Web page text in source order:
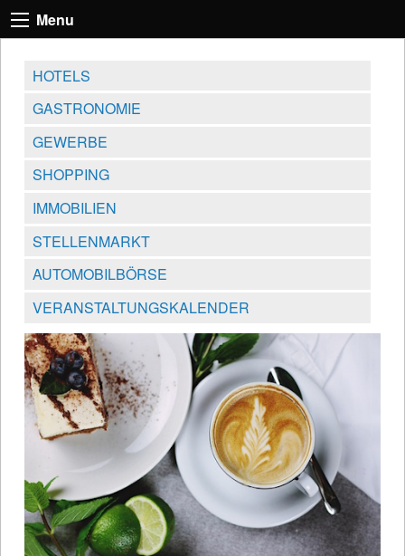
Menu
HOTELS
GASTRONOMIE
GEWERBE
SHOPPING
IMMOBILIEN
STELLENMARKT
AUTOMOBILBÖRSE
VERANSTALTUNGSKALENDER